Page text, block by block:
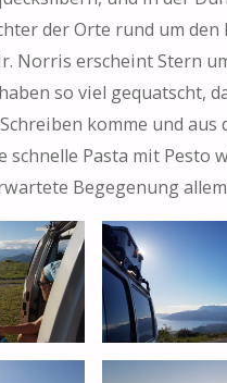
der Orte rund um den
Norris erscheint Stern
so viel gequatscht,
komme und aus
schnelle Pasta mit Pesto
Begegenung